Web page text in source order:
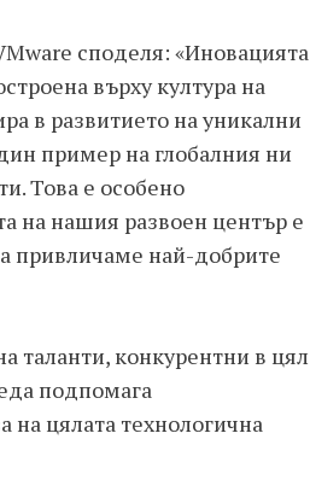
споделя: «Иновацията
върху култура на
в развитието на уникални
пример на глобалния ни
Това е особено
на нашия развоен център е
привличаме най-добрите
таланти, конкурентни в цял
подпомага
на цялата технологична